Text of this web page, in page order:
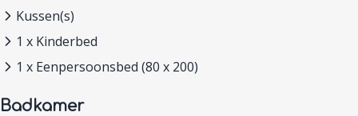
Kussen(s)
1 x Kinderbed
1 x Eenpersoonsbed (80 x 200)
Badkamer